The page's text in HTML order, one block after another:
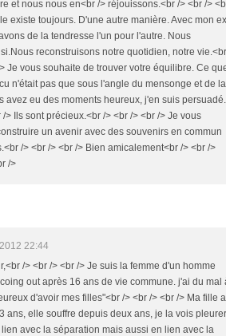
et nous nous en<br /> réjouissons.<br /> <br />
existe toujours. D'une autre manière. Avec mon ex
de la tendresse l'un pour l'autre. Nous
reconstruisons notre quotidien, notre vie.<br
Je vous souhaite de trouver votre équilibre. Ce
n'était pas que sous l'angle du mensonge et de la
avez eu des moments heureux, j'en suis persuadé.
/> Ils sont précieux.<br /> <br /> <br /> Je vous
un avenir avec des souvenirs en commun
/> <br /> <br /> Bien amicalement<br /> <br />
/>
22:44
/> <br /> <br /> Je suis la femme d'un homme
out après 16 ans de vie commune. j'ai du mal
d'avoir mes filles"<br /> <br /> <br /> Ma fille a
ans, elle souffre depuis deux ans, je la vois pleurer
avec la séparation mais aussi en lien avec la